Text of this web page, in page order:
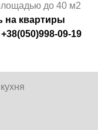
до 40 м2
на квартиры
09-19
кухня